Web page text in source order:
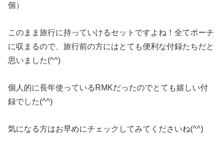
個）
このまま旅行に持っていけるセットですよね！全てポーチ
に収まるので、旅行前の方にはとても便利な付録たちだと
思いました(^^)
個人的に長年使っているRMKだったのでとても嬉しい付
録でした(^^)
気になる方はお早めにチェックしてみてくださいね(^^)